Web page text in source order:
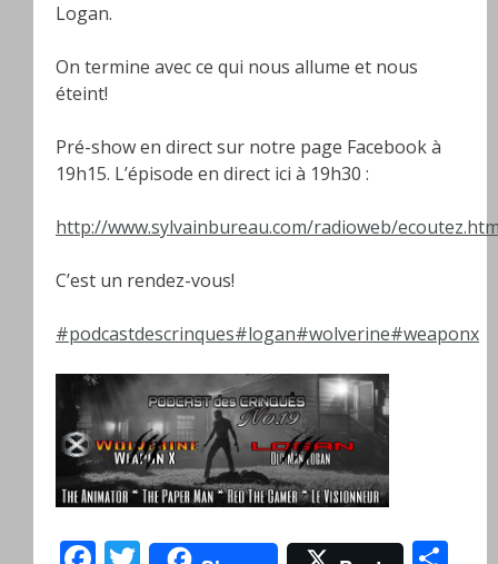
Logan.
On termine avec ce qui nous allume et nous
éteint!
Pré-show en direct sur notre page Facebook à
19h15. L’épisode en direct ici à 19h30 :
http://www.sylvainbureau.com/radioweb/
C’est un rendez-vous!
#podcastdescrinques#logan#wolverine#weaponx